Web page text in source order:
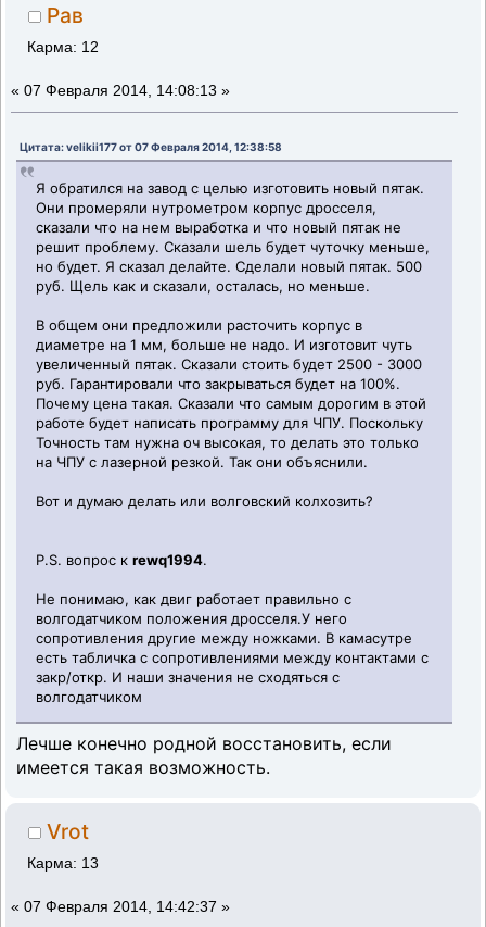
Рав
Карма: 12
« 07 Февраля 2014, 14:08:13 »
Цитата: velikii177 от 07 Февраля 2014, 12:38:58
Я обратился на завод с целью изготовить новый пятак.
Они промеряли нутрометром корпус дросселя,
сказали что на нем выработка и что новый пятак не
решит проблему. Сказали шель будет чуточку меньше,
но будет. Я сказал делайте. Сделали новый пятак. 500
руб. Щель как и сказали, осталась, но меньше.
В общем они предложили расточить корпус в
диаметре на 1 мм, больше не надо. И изготовит чуть
увеличенный пятак. Сказали стоить будет 2500 - 3000
руб. Гарантировали что закрываться будет на 100%.
Почему цена такая. Сказали что самым дорогим в этой
работе будет написать программу для ЧПУ. Поскольку
Точность там нужна оч высокая, то делать это только
на ЧПУ с лазерной резкой. Так они объяснили.
Вот и думаю делать или волговский колхозить?
P.S. вопрос кrewq1994.
Не понимаю, как двиг работает правильно с
волгодатчиком положения дросселя.У него
сопротивления другие между ножками. В камасутре
есть табличка с сопротивлениями между контактами с
закр/откр. И наши значения не сходяться с
волгодатчиком
Лечше конечно родной восстановить, если
имеется такая возможность.
Vrot
Карма: 13
« 07 Февраля 2014, 14:42:37 »